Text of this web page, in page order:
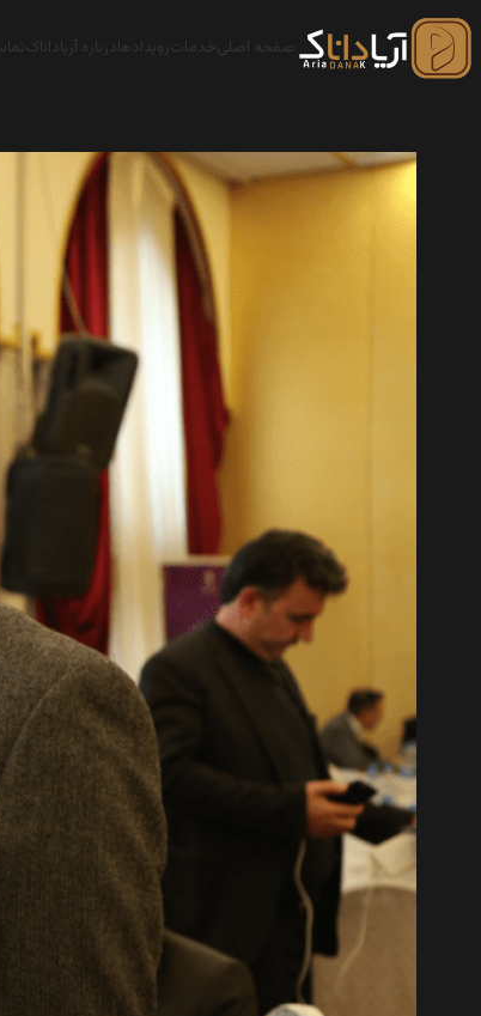
صفحه اصلی خدمات رویدادها درباره آریاداناک